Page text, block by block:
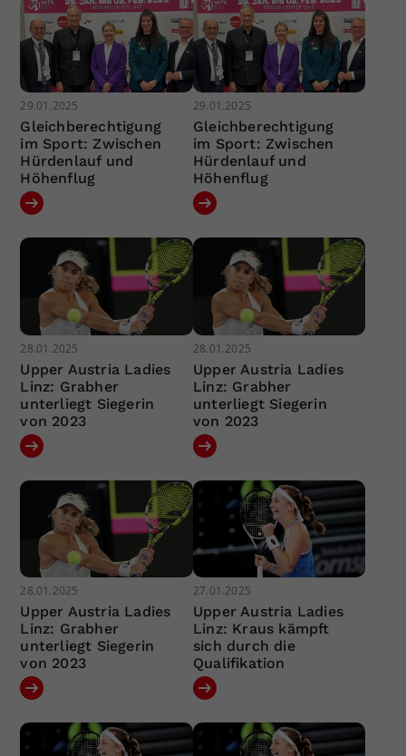
29.01.2025
Gleichberechtigung
im Sport: Zwischen
Hürdenlauf und
Höhenflug
29.01.2025
Gleichberechtigung
im Sport: Zwischen
Hürdenlauf und
Höhenflug
28.01.2025
Upper Austria Ladies
Linz: Grabher
unterliegt Siegerin
von 2023
28.01.2025
Upper Austria Ladies
Linz: Grabher
unterliegt Siegerin
von 2023
28.01.2025
Upper Austria Ladies
Linz: Grabher
unterliegt Siegerin
von 2023
27.01.2025
Upper Austria Ladies
Linz: Kraus kämpft
sich durch die
Qualifikation